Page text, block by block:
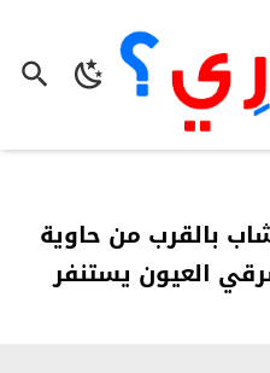
بالقرب من حاوية
العيون يستنفر